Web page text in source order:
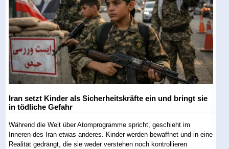
Iran setzt Kinder als Sicherheitskräfte ein und bringt sie
in tödliche Gefahr
Während die Welt über Atomprogramme spricht, geschieht im
Inneren des Iran etwas anderes. Kinder werden bewaffnet und in eine
Realität gedrängt, die sie weder verstehen noch kontrollieren